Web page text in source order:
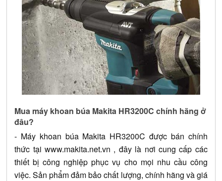
Mua máy khoan búa Makita HR3200C chính hãng ở
đâu?
- Máy khoan búa Makita HR3200C được bán chính
thức tại www.makita.net.vn , đây là nơi cung cấp các
thiết bị công nghiệp phục vụ cho mọi nhu cầu công
việc. Sản phẩm đảm bảo chất lượng, chính hãng và giá